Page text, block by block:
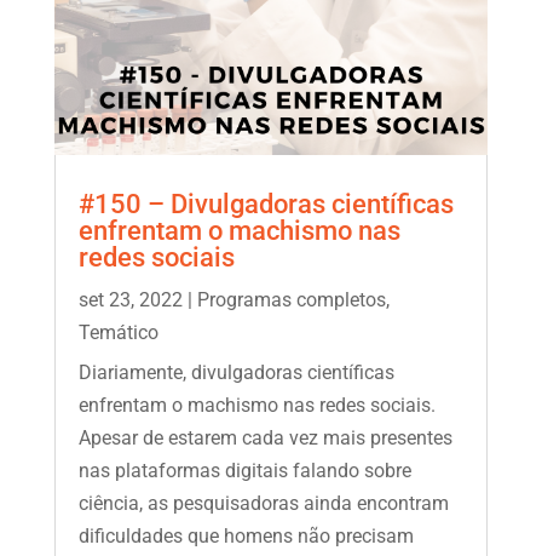
#150 – Divulgadoras científicas
enfrentam o machismo nas
redes sociais
set 23, 2022| Programas completos,
Temático
Diariamente, divulgadoras científicas
enfrentam o machismo nas redes sociais.
Apesar de estarem cada vez mais presentes
nas plataformas digitais falando sobre
ciência, as pesquisadoras ainda encontram
dificuldades que homens não precisam